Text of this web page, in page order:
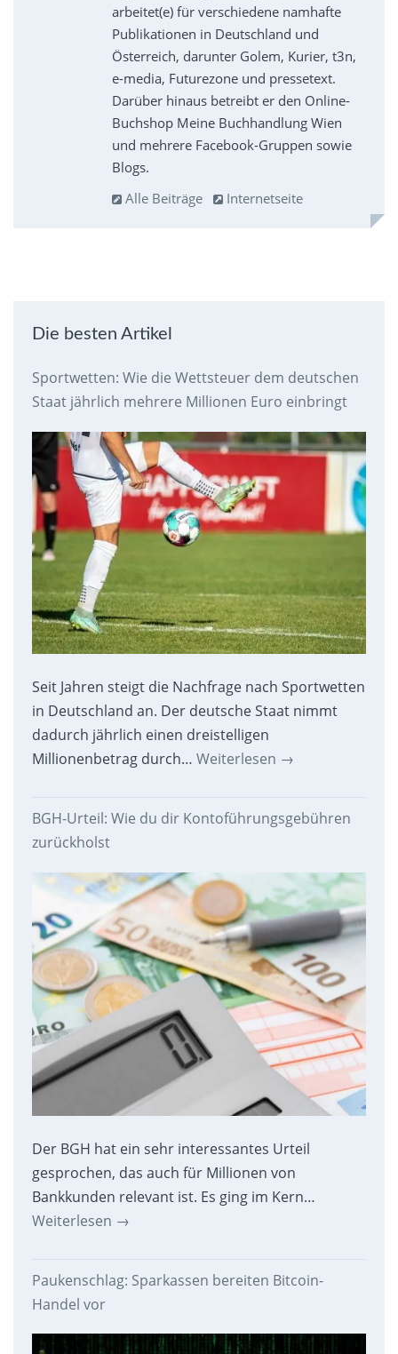
arbeitet(e) für verschiedene namhafte
Publikationen in Deutschland und
Österreich, darunter Golem, Kurier, t3n,
e-media, Futurezone und pressetext.
Darüber hinaus betreibt er den Online-
Buchshop Meine Buchhandlung Wien
und mehrere Facebook-Gruppen sowie
Blogs.
Alle Beiträge
Internetseite
Die besten Artikel
Sportwetten: Wie die Wettsteuer dem deutschen
Staat jährlich mehrere Millionen Euro einbringt
Seit Jahren steigt die Nachfrage nach Sportwetten
in Deutschland an. Der deutsche Staat nimmt
dadurch jährlich einen dreistelligen
Millionenbetrag durch… Weiterlesen →
BGH-Urteil: Wie du dir Kontoführungsgebühren
zurückholst
Der BGH hat ein sehr interessantes Urteil
gesprochen, das auch für Millionen von
Bankkunden relevant ist. Es ging im Kern…
Weiterlesen →
Paukenschlag: Sparkassen bereiten Bitcoin-
Handel vor